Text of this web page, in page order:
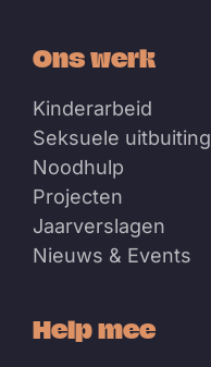
Ons werk
Kinderarbeid
Seksuele uitbuiting
Noodhulp
Projecten
Jaarverslagen
Nieuws & Events
Help mee